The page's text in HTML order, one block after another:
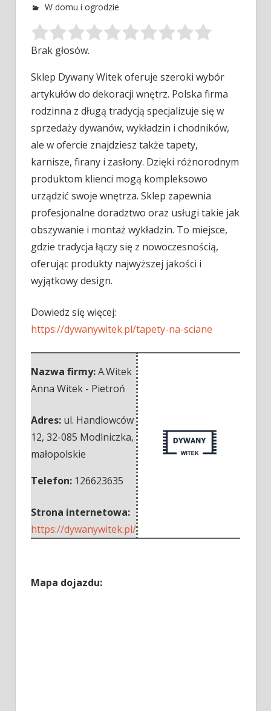
W domu i ogrodzie
Brak głosów.
Sklep Dywany Witek oferuje szeroki wybór
artykułów do dekoracji wnętrz. Polska firma
rodzinna z długą tradycją specjalizuje się w
sprzedażydywanów, wykładzin i chodników,
ale w ofercie znajdziesz także tapety,
karnisze, firany i zasłony. Dzięki różnorodnym
produktom klienci mogą kompleksowo
urządzić swoje wnętrza. Sklep zapewnia
profesjonalne doradztwo oraz usługi takie jak
obszywanie i montaż wykładzin. To miejsce,
gdzie tradycja łączy się z nowoczesnością,
oferując produkty najwyższej jakości i
wyjątkowy design.
Dowiedz się więcej:
https://dywanywitek.pl/tapety-na-sciane
Nazwa firmy:A.Witek
Anna Witek - Pietroń
Adres: ul. Handlowców
12, 32-085 Modlniczka,
małopolskie
Telefon: 126623635
Strona internetowa:
https://dywanywitek.pl/
Mapa dojazdu: